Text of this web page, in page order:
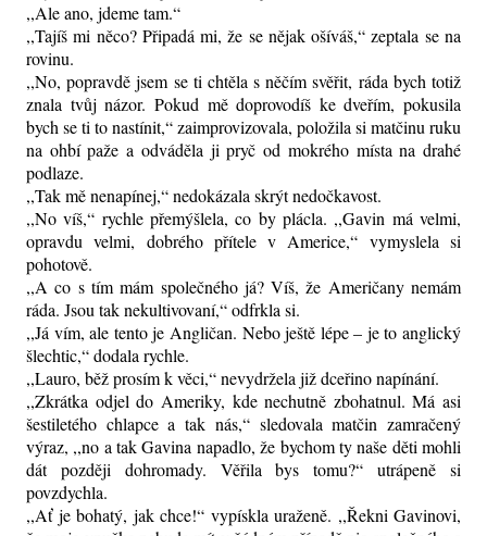
,,Ale ano, jdeme tam.“
,,Tajíš mi něco? Připadá mi, že se nějak ošíváš,“ zeptala se na
rovinu.
,,No, popravdě jsem se ti chtěla s něčím svěřit, ráda bych totiž
znala tvůj názor. Pokud mě doprovodíš ke dveřím, pokusila
bych se ti to nastínit,“ zaimprovizovala, položila si matčinu ruku
na ohbí paže a odváděla ji pryč od mokrého místa na drahé
podlaze.
,,Tak mě nenapínej,“ nedokázala skrýt nedočkavost.
,,No víš,“ rychle přemýšlela, co by plácla. ,,Gavin má velmi,
opravdu velmi, dobrého přítele v Americe,“ vymyslela si
pohotově.
,,A co s tím mám společného já? Víš, že Američany nemám
ráda. Jsou tak nekultivovaní,“ odfrkla si.
,,Já vím, ale tento je Angličan. Nebo ještě lépe – je to anglický
šlechtic,“ dodala rychle.
,,Lauro, běž prosím k věci,“ nevydržela již dceřino napínání.
,,Zkrátka odjel do Ameriky, kde nechutně zbohatnul. Má asi
šestiletého chlapce a tak nás,“ sledovala matčin zamračený
výraz, ,,no a tak Gavina napadlo, že bychom ty naše děti mohli
dát později dohromady. Věřila bys tomu?“ utrápeně si
povzdychla.
,,Ať je bohatý, jak chce!“ vypískla uraženě. ,,Řekni Gavinovi,